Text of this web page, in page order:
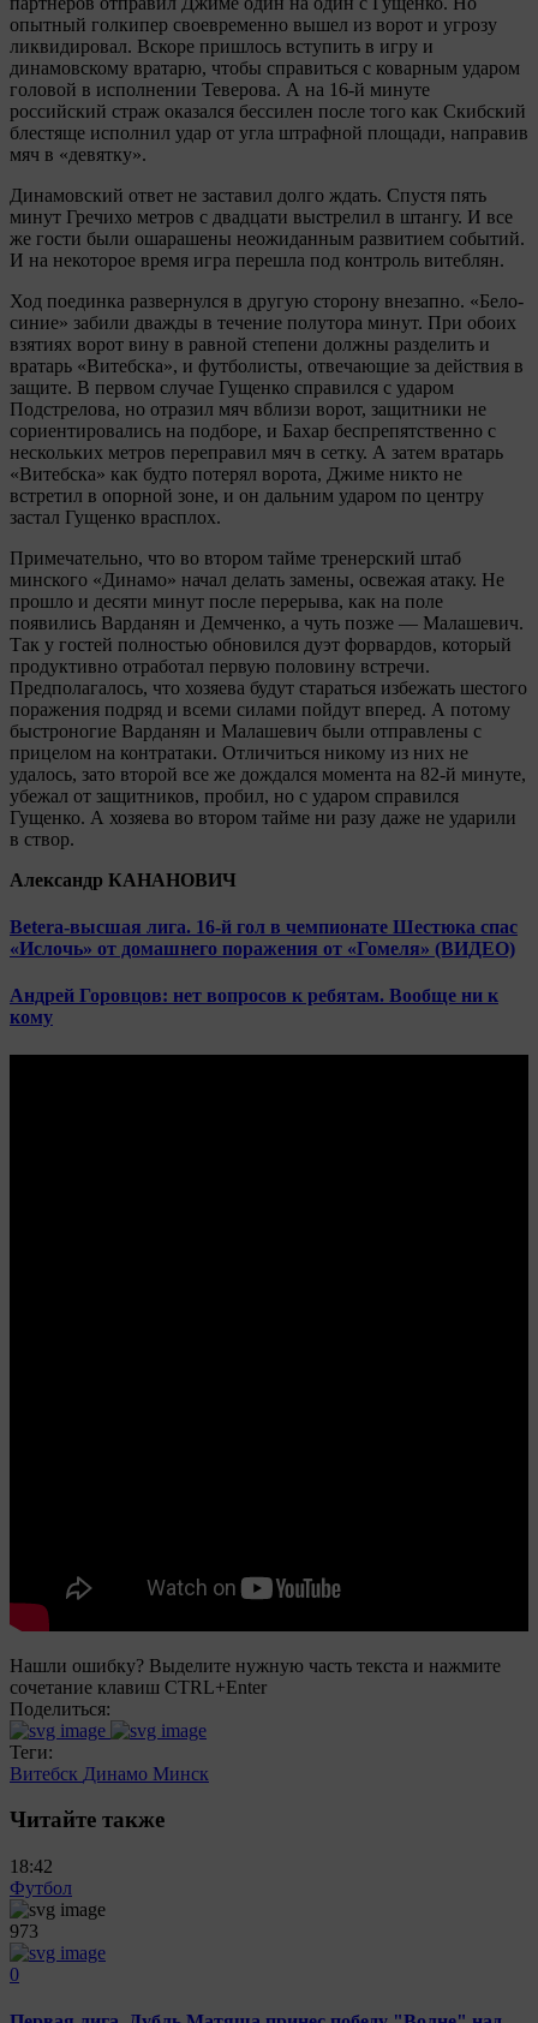
опытный голкипер своевременно вышел из ворот и угрозу
ликвидировал. Вскоре пришлось вступить в игру и
динамовскому вратарю, чтобы справиться с коварным ударом
головой в исполнении Теверова. А на 16-й минуте
российский страж оказался бессилен после того как Скибский
блестяще исполнил удар от угла штрафной площади, направив
мяч в «девятку».
Динамовский ответ не заставил долго ждать. Спустя пять
минут Гречихо метров с двадцати выстрелил в штангу. И все
же гости были ошарашены неожиданным развитием событий.
И на некоторое время игра перешла под контроль витеблян.
Ход поединка развернулся в другую сторону внезапно. «Бело-
синие» забили дважды в течение полутора минут. При обоих
взятиях ворот вину в равной степени должны разделить и
вратарь «Витебска», и футболисты, отвечающие за действия в
защите. В первом случае Гущенко справился с ударом
Подстрелова, но отразил мяч вблизи ворот, защитники не
сориентировались на подборе, и Бахар беспрепятственно с
нескольких метров переправил мяч в сетку. А затем вратарь
«Витебска» как будто потерял ворота, Джиме никто не
встретил в опорной зоне, и он дальним ударом по центру
застал Гущенко врасплох.
Примечательно, что во втором тайме тренерский штаб
минского «Динамо» начал делать замены, освежая атаку. Не
прошло и десяти минут после перерыва, как на поле
появились Варданян и Демченко, а чуть позже — Малашевич.
Так у гостей полностью обновился дуэт форвардов, который
продуктивно отработал первую половину встречи.
Предполагалось, что хозяева будут стараться избежать шестого
поражения подряд и всеми силами пойдут вперед. А потому
быстроногие Варданян и Малашевич были отправлены с
прицелом на контратаки. Отличиться никому из них не
удалось, зато второй все же дождался момента на 82-й минуте,
убежал от защитников, пробил, но с ударом справился
Гущенко. А хозяева во втором тайме ни разу даже не ударили
в створ.
Александр КАНАНОВИЧ
Betera-высшая лига. 16-й гол в чемпионате Шестюка спас
«Ислочь» от домашнего поражения от «Гомеля» (ВИДЕО)
Андрей Горовцов: нет вопросов к ребятам. Вообще ни к
кому
Нашли ошибку? Выделите нужную часть текста и нажмите
сочетание клавиш CTRL+Enter
Поделиться:
Теги:
Витебск Динамо Минск
Читайте также
18:42
Футбол
973
0